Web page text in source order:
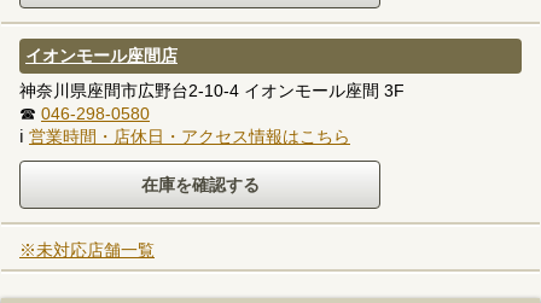
イオンモール座間店
神奈川県座間市広野台2-10-4 イオンモール座間 3F
☎ 046-298-0580
ℹ 営業時間・店休日・アクセス情報はこちら
※未対応店舗一覧